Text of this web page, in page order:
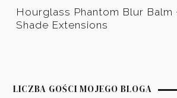
Hourglass Phantom Blur Balm
Shade Extensions
LICZBA GOŚCI MOJEGO BLOGA